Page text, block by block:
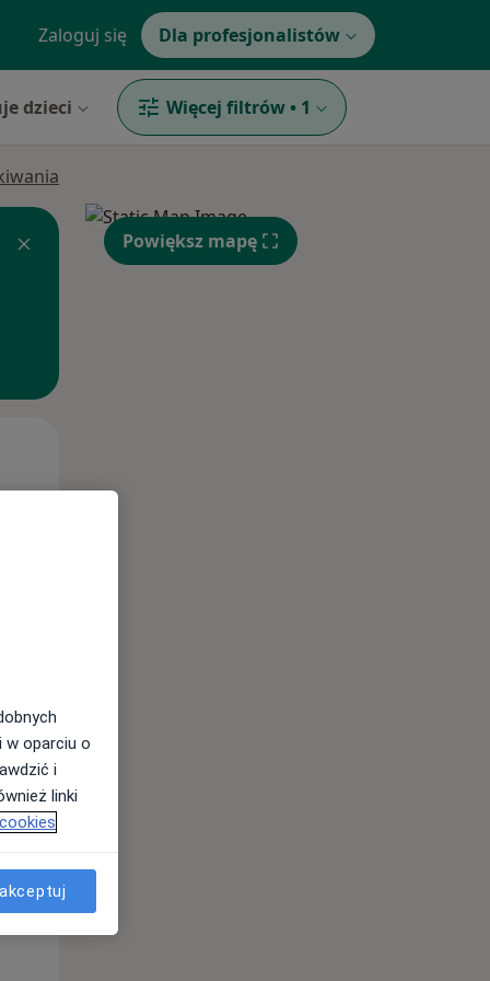
Zaloguj się Dla profesjonalistów
dzieci Więcej filtrów • 1
Pon,
10 Sie
Powiększ mapę
w oparciu o
i
linki